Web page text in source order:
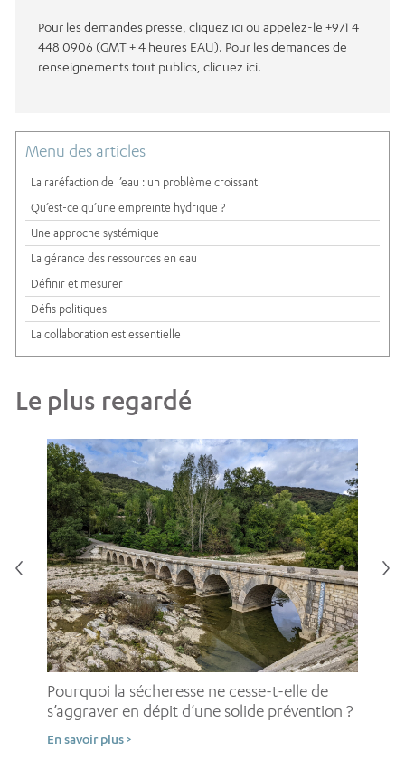
Pour les demandes presse, cliquez ici ou appelez-le +971 4
448 0906 (GMT + 4 heures EAU). Pour les demandes de
renseignements tout publics, cliquez ici.
Menu des articles
La raréfaction de l’eau : un problème croissant
Qu’est-ce qu’une empreinte hydrique ?
Une approche systémique
La gérance des ressources en eau
Définir et mesurer
Défis politiques
La collaboration est essentielle
Le plus regardé
Pourquoi la sécheresse ne cesse-t-elle de
s’aggraver en dépit d’une solide prévention ?
En savoir plus >